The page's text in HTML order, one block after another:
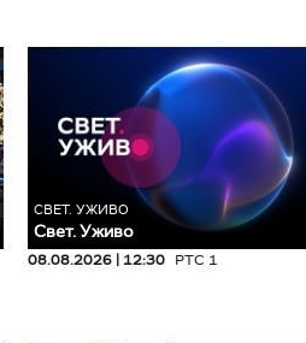
СВЕТ. УЖИВО
Свет. Уживо
08.08.2026 | 12:30 РТС 1